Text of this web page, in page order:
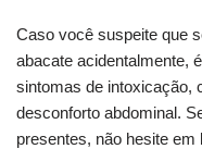
Caso você suspeite que
abacate acidentalmente,
sintomas de intoxicação,
desconforto abdominal.
presentes, não hesite em